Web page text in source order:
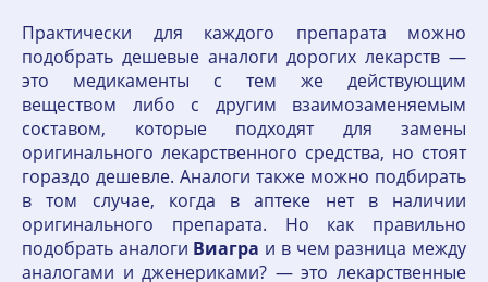
Практически для каждого препарата можно
подобрать дешевые аналоги дорогих лекарств —
это медикаменты с тем же действующим
веществом либо с другим взаимозаменяемым
составом, которые подходят для замены
оригинального лекарственного средства, но стоят
гораздо дешевле. Аналоги также можно подбирать
в том случае, когда в аптеке нет в наличии
оригинального препарата. Но как правильно
подобрать аналоги Виагра и в чем разница между
аналогами и дженериками? — это лекарственные